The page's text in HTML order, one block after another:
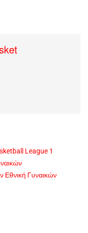
League 1
Εθνική Γυναικών